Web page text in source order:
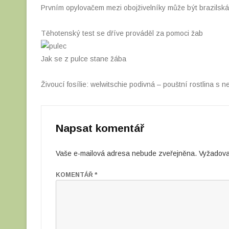
Prvním opylovačem mezi obojživelníky může být
Těhotenský test se dříve prováděl za pomoci žab
Jak se z pulce stane žába
Živoucí fosílie: welwitschie podivná – pouštní rostlina s
Napsat komentář
Vaše e-mailová adresa nebude zveřejněna.
KOMENTÁŘ *